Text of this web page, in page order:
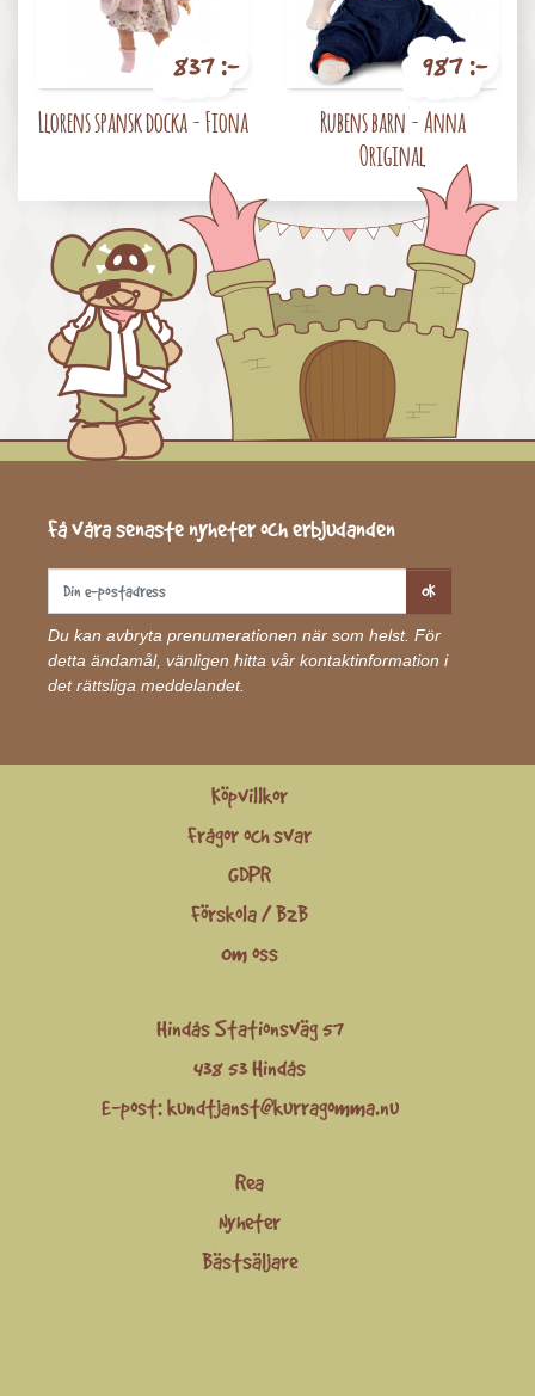
837 :-
Llorens spansk docka - Fiona
987 :-
Rubens barn - Anna
Original
Få våra senaste nyheter och erbjudanden
OK
Du kan avbryta prenumerationen när som helst. För
detta ändamål, vänligen hitta vår kontaktinformation i
det rättsliga meddelandet.
Köpvillkor
Frågor och svar
GDPR
Förskola / B2B
Om oss
Hindås Stationsväg 57
438 53 Hindås
E-post:kundtjanst@kurragomma.nu
Rea
Nyheter
Bästsäljare